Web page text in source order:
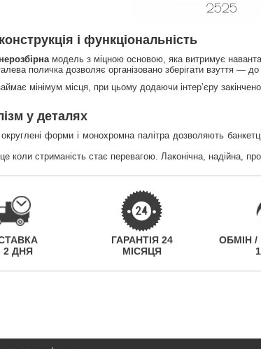
і функціональність
нерозбірнамодель з міцною основою, яка витримує
поличка дозволяє організовано зберігати взуття —
мінімум місця, при цьому додаючи інтер’єру
у деталях
округлені форми і монохромна палітра дозволяють
коли стриманість стає перевагою. Лаконічна, надійна,
2 ДНЯ
ГАРАНТІЯ 24
МІСЯЦЯ
ОБМІН